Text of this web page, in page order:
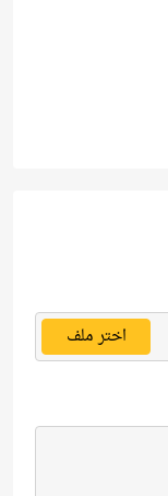
اختر ملف